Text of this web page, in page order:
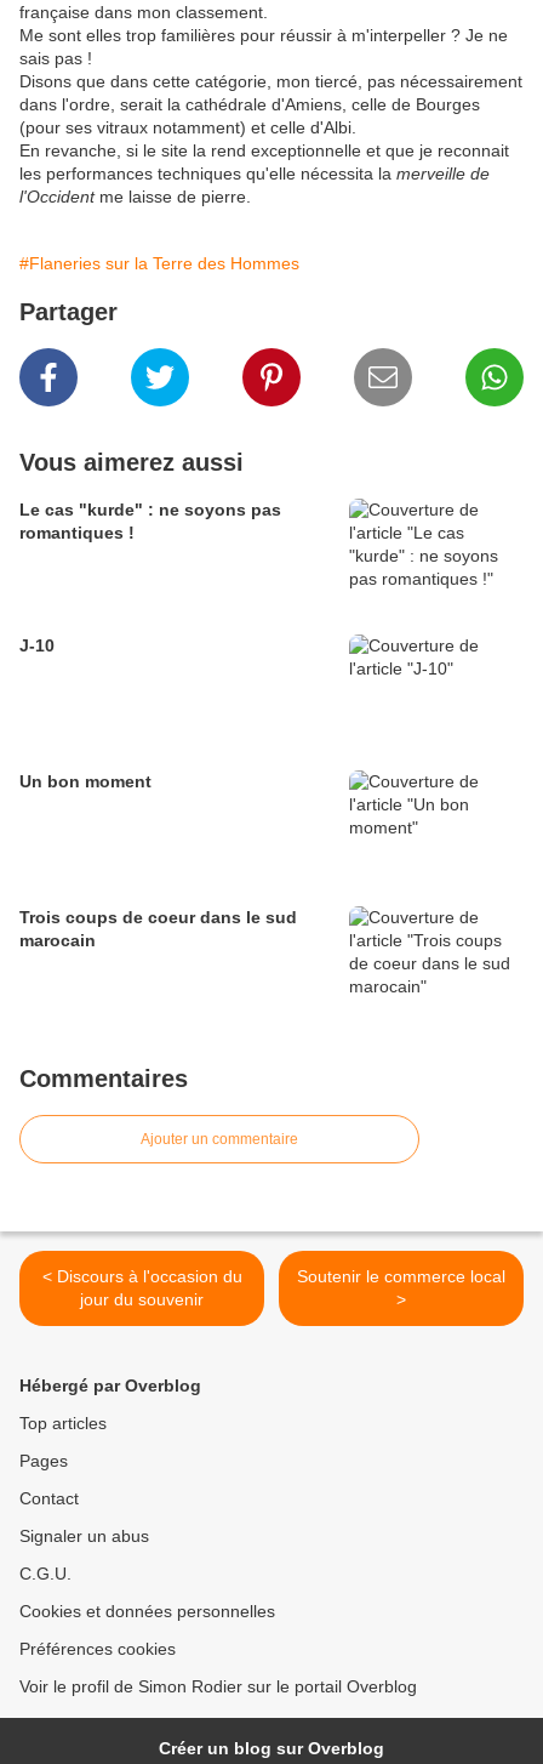
française dans mon classement.
Me sont elles trop familières pour réussir à m'interpeller ? Je ne
sais pas !
Disons que dans cette catégorie, mon tiercé, pas nécessairement
dans l'ordre, serait la cathédrale d'Amiens, celle de Bourges
(pour ses vitraux notamment) et celle d'Albi.
En revanche, si le site la rend exceptionnelle et que je reconnait
les performances techniques qu'elle nécessita la merveille de
l'Occidentme laisse de pierre.
#Flaneries sur la Terre des Hommes
Partager
Vous aimerez aussi
Le cas "kurde" : ne soyons pas
romantiques !
J-10
Un bon moment
Trois coups de coeur dans le sud
marocain
Commentaires
Ajouter un commentaire
< Discours à l'occasion du
jour du souvenir
Soutenir le commerce local
>
Hébergé par Overblog
Top articles
Pages
Contact
Signaler un abus
C.G.U.
Cookies et données personnelles
Préférences cookies
Voir le profil de Simon Rodier sur le portail Overblog
Créer un blog sur Overblog